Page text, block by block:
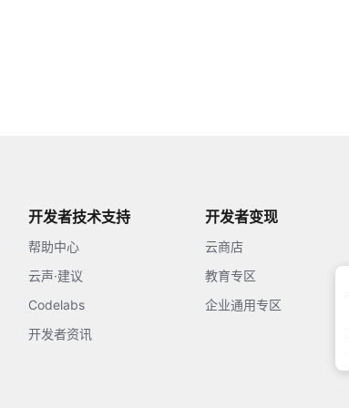
开发者技术支持
帮助中心
云声·建议
Codelabs
开发者资讯
开发者变现
云商店
教育专区
企业通用专区